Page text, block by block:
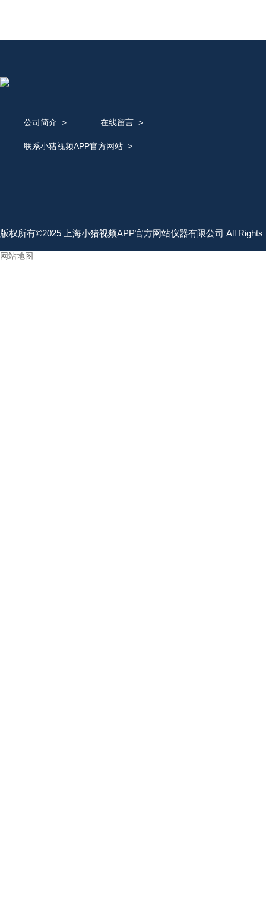
公司简介 > 在线留言>
联系小猪视频APP官方网站>
版权所有©2025 上海小猪视频APP官方网站仪器有限公司 All
网站地图